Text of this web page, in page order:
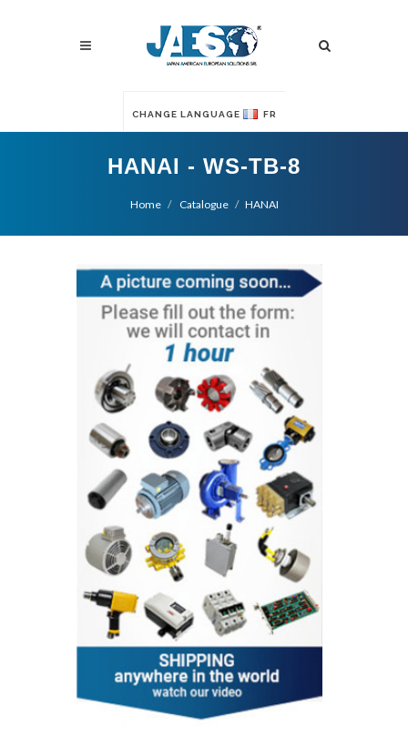
CHANGE LANGUAGE FR
HANAI - WS-TB-8
Home Catalogue HANAI